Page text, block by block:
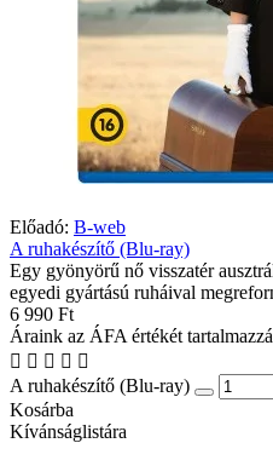
Előadó: B-web
A ruhakészítő (Blu-ray)
Egy gyönyörű nő visszatér
egyedi gyártású ruháival
6 990 Ft
Áraink az ÁFA értékét
A ruhakészítő (Blu-ray)
Kosárba
Kívánságlistára